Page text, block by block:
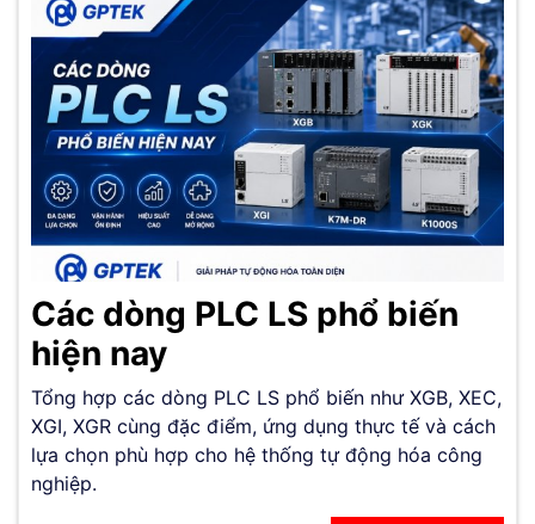
Các dòng PLC LS phổ biến
hiện nay
Tổng hợp các dòng PLC LS phổ biến như XGB, XEC,
XGI, XGR cùng đặc điểm, ứng dụng thực tế và cách
lựa chọn phù hợp cho hệ thống tự động hóa công
nghiệp.